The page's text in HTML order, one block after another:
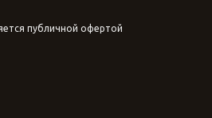
публичной офертой